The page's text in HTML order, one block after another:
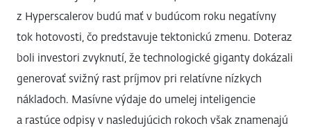
z Hyperscalerov budú mať v budúcom roku negatívny
tok hotovosti, čo predstavuje tektonickú zmenu. Doteraz
boli investori zvyknutí, že technologické giganty dokázali
generovať svižný rast príjmov pri relatívne nízkych
nákladoch. Masívne výdaje do umelej inteligencie
a rastúce odpisy v nasledujúcich rokoch však znamenajú